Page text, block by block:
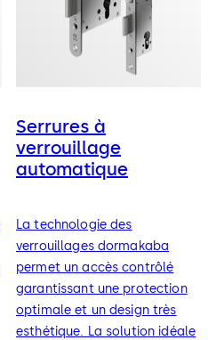
Serrures à
verrouillage
automatique
La technologie des
verrouillages dormakaba
permet un accès contrôlé
garantissant une protection
optimale et un design très
esthétique. La solution idéale